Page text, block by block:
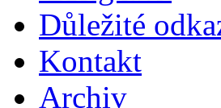
Důležité
Kontakt
Archiv